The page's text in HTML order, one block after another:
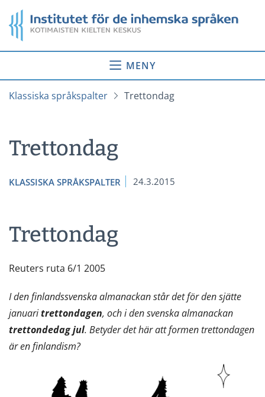
till
innehåll
Startsida
MENY
Klassiska språkspalter Trettondag
Trettondag
KLASSISKA SPRÅKSPALTER 24.3.2015
Trettondag
Reuters ruta 6/1 2005
I den finlandssvenska almanackan står det för den sjätte
januaritrettondagen, och i den svenskaalmanackan
trettondedag jul. Betyder det här att formen trettondagen
är en finlandism?